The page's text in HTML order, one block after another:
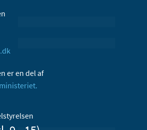
er en del af